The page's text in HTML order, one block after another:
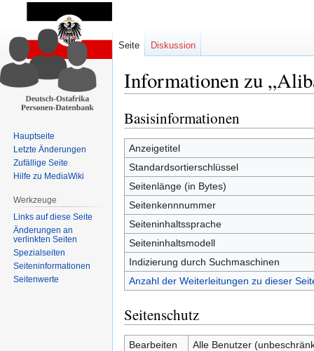
Informationen zu
Zur
Navigation
springen
Zur
Suche
springen
Basisinformationen
Anzeigetitel
Standardsortierschlüssel
Seitenlänge (in Bytes)
Seitenkennnummer
Seiteninhaltssprache
Seiteninhaltsmodell
Indizierung durch Suchmaschinen
Anzahl der Weiterleitungen zu dieser
Seitenschutz
Bearbeiten
Alle Benutzer
Seite Diskussion
Hauptseite
Letzte Änderungen
Zufällige Seite
Hilfe zu MediaWiki
Werkzeuge
Links auf diese Seite
Änderungen an
verlinkten Seiten
Spezialseiten
Seiten­informationen
Seitenwerte